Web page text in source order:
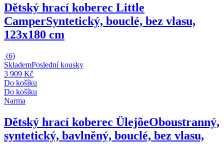
Dětský hrací koberec Little
CamperSyntetický, bouclé, bez vlasu,
123x180 cm
(6)
SklademPoslední kousky
3 909 Kč
Do košíku
Do košíku
Narma
Dětský hrací koberec ÜlejõeOboustranný,
syntetický, bavlněný, bouclé, bez vlasu,